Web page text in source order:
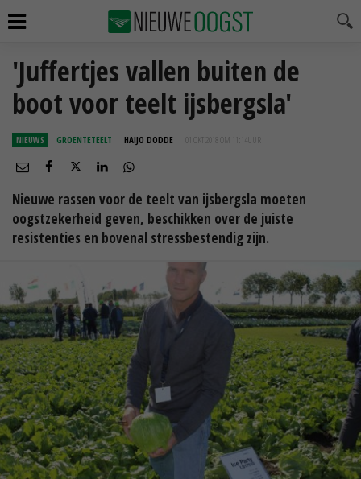
'Juffertjes vallen buiten de
boot voor teelt ijsbergsla'
NIEUWS GROENTETEELT HAIJO DODDE 01 OKT 2018 OM 11:14
Nieuwe rassen voor de teelt van ijsbergsla moeten
oogstzekerheid geven, beschikken over de juiste
resistenties en bovenal stressbestendig zijn.